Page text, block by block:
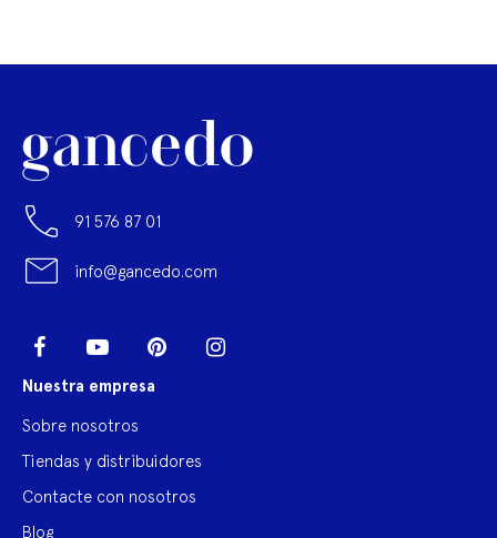
91 576 87 01
info@gancedo.com
Facebook YouTube Pinterest
Nuestra empresa
Sobre nosotros
Tiendas y distribuidores
Contacte con nosotros
Blog